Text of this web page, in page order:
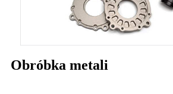
Obróbka metali